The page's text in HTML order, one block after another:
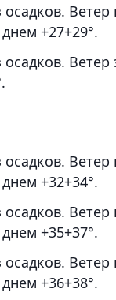
+27+29°.
+32+34°.
+35+37°.
+36+38°.